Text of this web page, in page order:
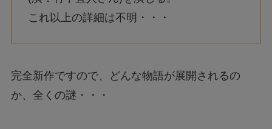
これ以上の詳細は不明・・・
完全新作ですので、どんな物語が展開されるの
か、全くの謎・・・